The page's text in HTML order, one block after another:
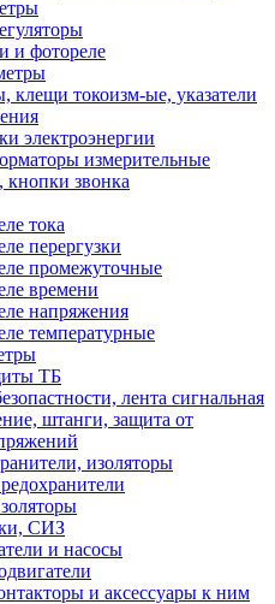
и фотореле
клещи токоизм-ые, указатели
электроэнергии
измерительные
кнопки звонка
тока
перергузки
промежуточные
времени
напряжения
температурные
ТБ
лента сигнальная
штанги, защита от
изоляторы
СИЗ
и насосы
и аксессуары к ним